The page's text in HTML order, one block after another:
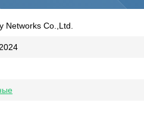
Networks Co.,Ltd.